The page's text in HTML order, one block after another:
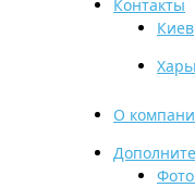
Контакты
Киев
О